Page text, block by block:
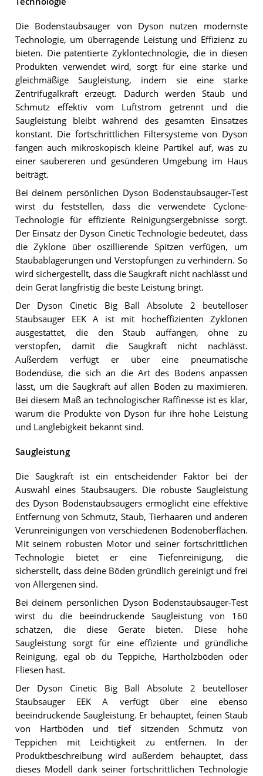
Die Bodenstaubsauger von Dyson nutzen modernste
Technologie, um überragende Leistung und Effizienz zu
bieten. Die patentierte Zyklontechnologie, die in diesen
Produkten verwendet wird, sorgt für eine starke und
gleichmäßige Saugleistung, indem sie eine starke
Zentrifugalkraft erzeugt. Dadurch werden Staub und
Schmutz effektiv vom Luftstrom getrennt und die
Saugleistung bleibt während des gesamten Einsatzes
konstant. Die fortschrittlichen Filtersysteme von Dyson
fangen auch mikroskopisch kleine Partikel auf, was zu
einer saubereren und gesünderen Umgebung im Haus
beiträgt.
Bei deinem persönlichen Dyson Bodenstaubsauger-Test
wirst du feststellen, dass die verwendete Cyclone-
Technologie für effiziente Reinigungsergebnisse sorgt.
Der Einsatz der Dyson Cinetic Technologie bedeutet, dass
die Zyklone über oszillierende Spitzen verfügen, um
Staubablagerungen und Verstopfungen zu verhindern. So
wird sichergestellt, dass die Saugkraft nicht nachlässt und
dein Gerät langfristig die beste Leistung bringt.
Der Dyson Cinetic Big Ball Absolute 2 beutelloser
Staubsauger EEK A ist mit hocheffizienten Zyklonen
ausgestattet, die den Staub auffangen, ohne zu
verstopfen, damit die Saugkraft nicht nachlässt.
Außerdem verfügt er über eine pneumatische
Bodendüse, die sich an die Art des Bodens anpassen
lässt, um die Saugkraft auf allen Böden zu maximieren.
Bei diesem Maß an technologischer Raffinesse ist es klar,
warum die Produkte von Dyson für ihre hohe Leistung
und Langlebigkeit bekannt sind.
Saugleistung
Die Saugkraft ist ein entscheidender Faktor bei der
Auswahl eines Staubsaugers. Die robuste Saugleistung
des Dyson Bodenstaubsaugers ermöglicht eine effektive
Entfernung von Schmutz, Staub, Tierhaaren und anderen
Verunreinigungen von verschiedenen Bodenoberflächen.
Mit seinem robusten Motor und seiner fortschrittlichen
Technologie bietet er eine Tiefenreinigung, die
sicherstellt, dass deine Böden gründlich gereinigt und frei
von Allergenen sind.
Bei deinem persönlichen Dyson Bodenstaubsauger-Test
wirst du die beeindruckende Saugleistung von 160
schätzen, die diese Geräte bieten. Diese hohe
Saugleistung sorgt für eine effiziente und gründliche
Reinigung, egal ob du Teppiche, Hartholzböden oder
Fliesen hast.
Der Dyson Cinetic Big Ball Absolute 2 beutelloser
Staubsauger EEK A verfügt über eine ebenso
beeindruckende Saugleistung. Er behauptet, feinen Staub
von Hartböden und tief sitzenden Schmutz von
Teppichen mit Leichtigkeit zu entfernen. In der
Produktbeschreibung wird außerdem behauptet, dass
dieses Modell dank seiner fortschrittlichen Technologie